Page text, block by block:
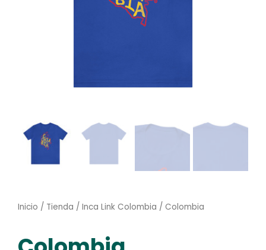
Inicio / Tienda / Inca Link Colombia / Colombia